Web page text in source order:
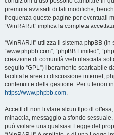
premura avvisarti di tali modifiche,
frequenza queste pagine per eventuali
“WinRAR.it” implica la completa
“WinRAR.it” utilizza il sistema phpBB (in
“www.phpbb.com”, “phpBB Limited”,
creazione di comunità web rilasciata
seguito “GPL”) liberamente scaricabile
facilita le aree di discussione internet;
contenuti e della gestione. Per ulteriori
https://www.phpbb.com.
Accetti di non inviare alcun tipo di
minaccia, messaggio a sfondo
può violare una qualsiasi Legge del